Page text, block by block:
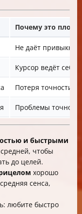
Почему это плохо
Не даёт
Курсор ведёт себя
Потеря точности
Проблемы
и быстрыми
чтобы
до целей.
хорошо
сенса,
любите быстро